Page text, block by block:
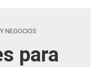
NEGOCIOS
para